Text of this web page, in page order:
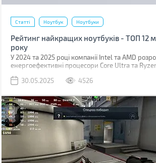
Статті Ноутбук Ноутбуки
Рейтинг найкращих ноутбуків - ТОП 12
року
У 2024 та 2025 році компанії Intel та AMD
енергоефективні процесори Core Ultra та
випустили лінійку RTX 5000 Mobile з
розробили нові моделі, оснастивши їх
передовими технологіями.
30.05.2025 4526